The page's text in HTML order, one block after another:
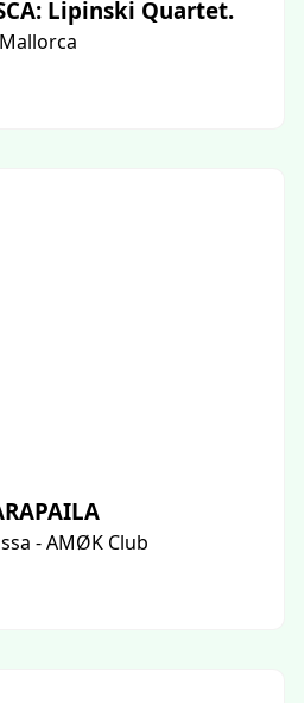
Lipinski Quartet.
Mallorca
- AMØK Club